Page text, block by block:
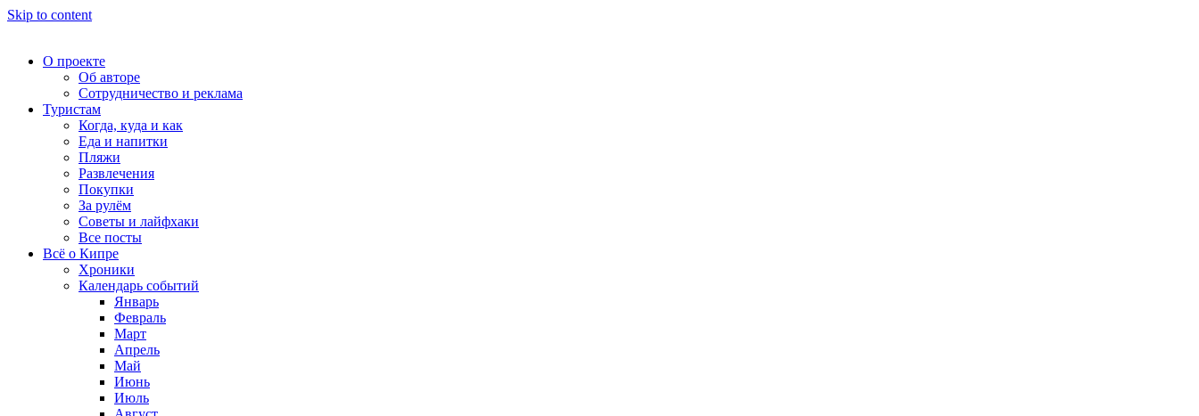
Skip to content
О проекте
Об авторе
Сотрудничество и реклама
Туристам
Когда, куда и как
Еда и напитки
Пляжи
Развлечения
Покупки
За рулём
Советы и лайфхаки
Все посты
Всё о Кипре
Хроники
Календарь событий
Январь
Февраль
Март
Апрель
Май
Июнь
Июль